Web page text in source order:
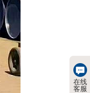
在线
客服